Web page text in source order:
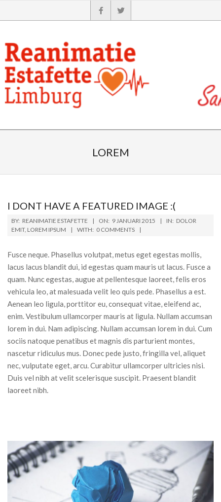
LOREM
I DONT HAVE A FEATURED IMAGE :(
BY: REANIMATIE ESTAFETTE ON: 9 JANUARI 2015 IN: DOLOR
EMIT, LOREM IPSUM WITH: 0 COMMENTS
Fusce neque. Phasellus volutpat, metus eget egestas mollis,
lacus lacus blandit dui, id egestas quam mauris ut lacus. Fusce a
quam. Nunc egestas, augue at pellentesque laoreet, felis eros
vehicula leo, at malesuada velit leo quis pede. Phasellus a est.
Aenean leo ligula, porttitor eu, consequat vitae, eleifend ac,
enim. Vestibulum ullamcorper mauris at ligula. Nullam accumsan
lorem in dui. Nam adipiscing. Nullam accumsan lorem in dui. Cum
sociis natoque penatibus et magnis dis parturient montes,
nascetur ridiculus mus. Donec pede justo, fringilla vel, aliquet
nec, vulputate eget, arcu. Curabitur ullamcorper ultricies nisi.
Duis vel nibh at velit scelerisque suscipit. Praesent blandit
laoreet nibh.